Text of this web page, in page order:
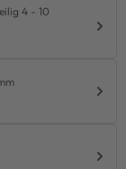
4 - 10